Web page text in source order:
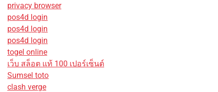
privacy browser
pos4d login
pos4d login
pos4d login
togel online
เว็บ สล็อต แท้ 100 เปอร์เซ็นต์
Sumsel toto
clash verge